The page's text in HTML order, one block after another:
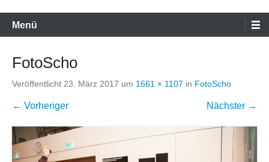
Primäres
Menü
Menü
FotoScho
Veröffentlicht 23. März 2017 um 1661 × 1107 in FotoScho
← Vorheriger Nächster →